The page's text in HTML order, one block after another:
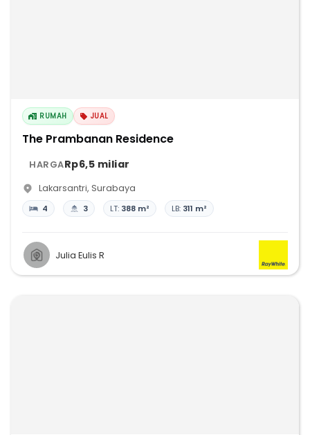
RUMAH JUAL
The Prambanan Residence
HARGARp6,5 miliar
Lakarsantri, Surabaya
4 3 LT: 388 m² LB: 311 m²
Julia Eulis R